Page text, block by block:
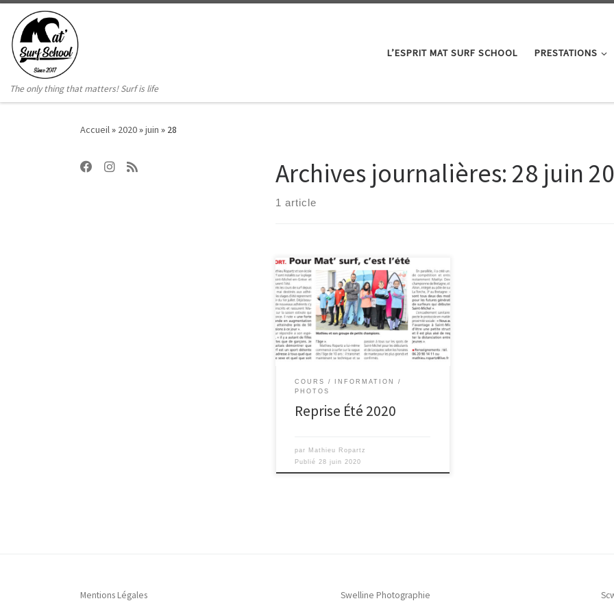
Passer au contenu
The only thing that matters! Surf is life
L’ESPRIT MAT SURF SCHOOL PRESTATIONS
Accueil» 2020»juin » 28
Archives journalières: 28 juin
1 article
COURS
INFORMATION
PHOTOS
Reprise Été 2020
par Mathieu Ropartz
Publié 28 juin 2020
Mentions Légales Swelline Photographie